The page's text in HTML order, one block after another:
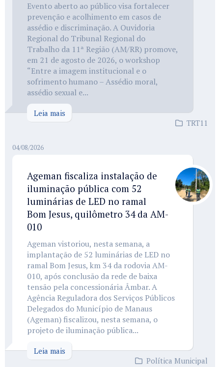
Evento aberto ao público visa fortalecer
prevenção e acolhimento em casos de
assédio e discriminação. A Ouvidoria
Regional do Tribunal Regional do
Trabalho da 11ª Região (AM/RR) promove,
em 21 de agosto de 2026, o workshop
“Entre a imagem institucional e o
sofrimento humano – Assédio moral,
assédio sexual e...
Leia mais
TRT11
04/08/2026
Ageman fiscaliza instalação de
iluminação pública com 52
luminárias de LED no ramal
Bom Jesus, quilômetro 34 da AM-
010
Ageman vistoriou, nesta semana, a
implantação de 52 luminárias de LED no
ramal Bom Jesus, km 34 da rodovia AM-
010, após conclusão da rede de baixa
tensão pela concessionária Âmbar. A
Agência Reguladora dos Serviços Públicos
Delegados do Município de Manaus
(Ageman) fiscalizou, nesta semana, o
projeto de iluminação pública...
Leia mais
Política Municipal